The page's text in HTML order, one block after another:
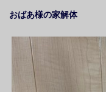
おばあ様の家解体